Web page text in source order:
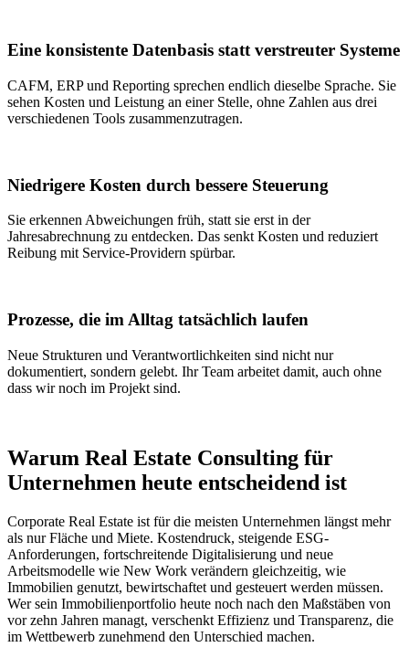
Eine konsistente Datenbasis statt verstreuter Systeme
CAFM, ERP und Reporting sprechen endlich dieselbe Sprache. Sie
sehen Kosten und Leistung an einer Stelle, ohne Zahlen aus drei
verschiedenen Tools zusammenzutragen.
Niedrigere Kosten durch bessere Steuerung
Sie erkennen Abweichungen früh, statt sie erst in der
Jahresabrechnung zu entdecken. Das senkt Kosten und reduziert
Reibung mit Service-Providern spürbar.
Prozesse, die im Alltag tatsächlich laufen
Neue Strukturen und Verantwortlichkeiten sind nicht nur
dokumentiert, sondern gelebt. Ihr Team arbeitet damit, auch ohne
dass wir noch im Projekt sind.
Warum Real Estate Consulting für
Unternehmen heute entscheidend ist
Corporate Real Estate ist für die meisten Unternehmen längst mehr
als nur Fläche und Miete. Kostendruck, steigende ESG-
Anforderungen, fortschreitende Digitalisierung und neue
Arbeitsmodelle wie New Work verändern gleichzeitig, wie
Immobilien genutzt, bewirtschaftet und gesteuert werden müssen.
Wer sein Immobilienportfolio heute noch nach den Maßstäben von
vor zehn Jahren managt, verschenkt Effizienz und Transparenz, die
im Wettbewerb zunehmend den Unterschied machen.